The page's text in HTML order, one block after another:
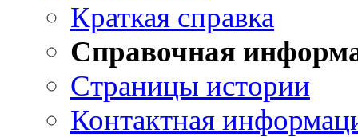
Краткая справка
Справочная
Страницы истории
Контактная